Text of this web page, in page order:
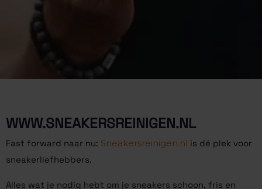
WWW.SNEAKERSREINIGEN.NL
Fast forward naar nu: Sneakersreinigen.nl is dé plek voor
sneakerliefhebbers.
Alles wat je nodig hebt om je sneakers schoon, fris en